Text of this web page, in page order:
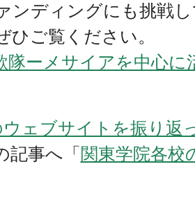
ンディングにも挑戦
ひご覧ください。
隊ーメサイアを中心に
ェブサイトを振り返
事へ「 関東学院各校